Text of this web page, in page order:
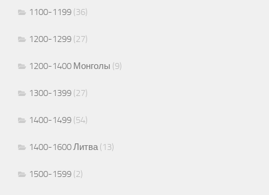
1100-1199 (36)
1200-1299 (27)
1200-1400 Монголы (9)
1300-1399 (27)
1400-1499 (54)
1400-1600 Литва(13)
1500-1599 (2)